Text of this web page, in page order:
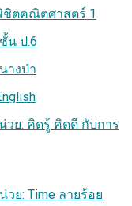
ชิตคณิตศาสตร์ 1
น ป.6
างป่า
วย: คิดรู้ คิดดี กับการ
ย: Time ลายร้อย